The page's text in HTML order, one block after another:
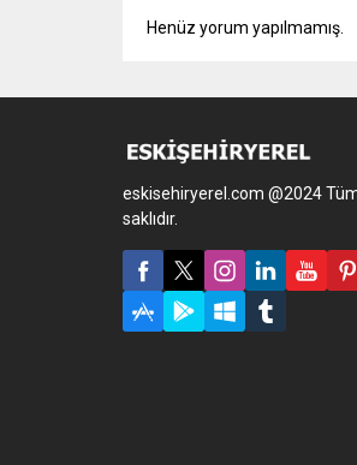
Henüz yorum yapılmamış.
eskisehiryerel.com @2024
saklıdır.